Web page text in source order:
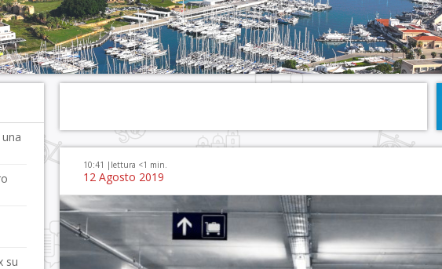
10:41 | lettura <1 min.
12 Agosto 2019
su